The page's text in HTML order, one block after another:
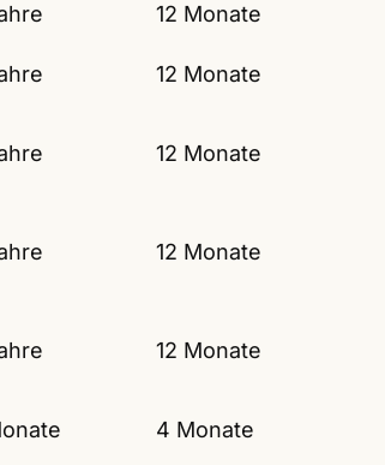
12 Monate
12 Monate
12 Monate
12 Monate
12 Monate
4 Monate